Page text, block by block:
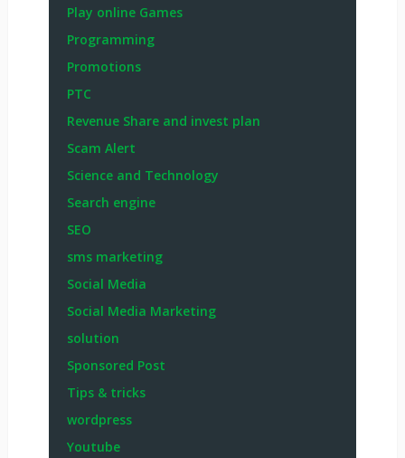
Play online Games
Programming
Promotions
PTC
Revenue Share and invest plan
Scam Alert
Science and Technology
Search engine
SEO
sms marketing
Social Media
Social Media Marketing
solution
Sponsored Post
Tips & tricks
wordpress
Youtube